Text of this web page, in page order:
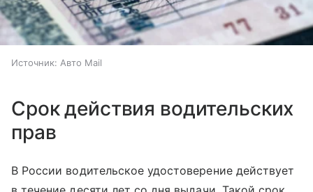
Источник: Авто Mail
Срок действия водительских
прав
В России водительское удостоверение действует